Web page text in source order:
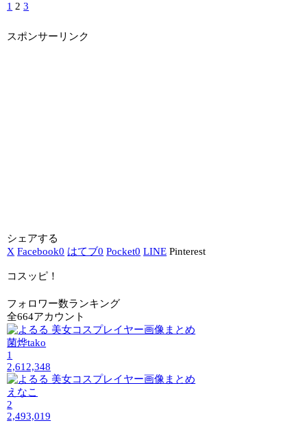
1 2 3
スポンサーリンク
シェアする
X Facebook0 はてブ0 Pocket0 LINE Pinterest
コスッピ！
フォロワー数ランキング
全664アカウント
菌烨tako
1
2,612,348
えなこ
2
2,493,019